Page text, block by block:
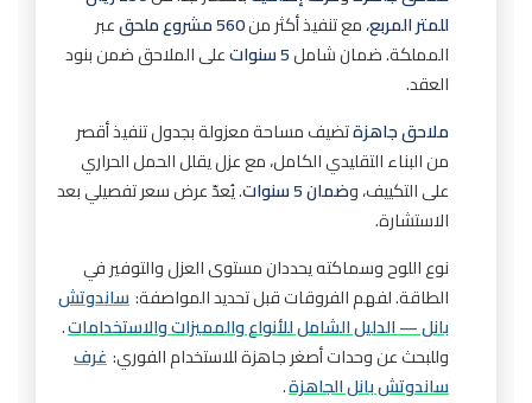
للمتر المربع، مع تنفيذ أكثر من560 مشروع ملحق
عبر
المملكة. ضمان شامل5 سنوات
على الملاحق ضمن بنود
العقد.
ملاحق جاهزةتضيف مساحة معزولة بجدول تنفيذ أقصر
من البناء التقليدي الكامل، مع عزل يقلل الحمل الحراري
على التكييف، وضمان 5 سنوات
. يُعدّ عرض سعر تفصيلي بعد
الاستشارة.
نوع اللوح وسماكته يحددان مستوى العزل والتوفير في
الطاقة. لفهم الفروقات قبل تحديد المواصفة:ساندوتش
بانل — الدليل الشامل للأنواع والمميزات والاستخدامات.
وللبحث عن وحدات أصغر جاهزة للاستخدام الفوري:غرف
ساندوتش بانل الجاهزة.